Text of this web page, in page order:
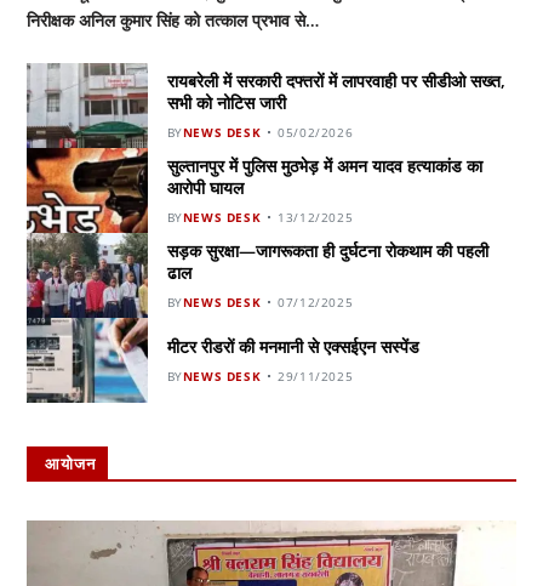
निरीक्षक अनिल कुमार सिंह को तत्काल प्रभाव से…
रायबरेली में सरकारी दफ्तरों में लापरवाही पर सीडीओ सख्त,
सभी को नोटिस जारी
BYNEWS DESK 05/02/2026
सुल्तानपुर में पुलिस मुठभेड़ में अमन यादव हत्याकांड का
आरोपी घायल
BYNEWS DESK 13/12/2025
सड़क सुरक्षा—जागरूकता ही दुर्घटना रोकथाम की पहली
ढाल
BYNEWS DESK 07/12/2025
मीटर रीडरों की मनमानी से एक्सईएन सस्पेंड
BYNEWS DESK 29/11/2025
आयोजन